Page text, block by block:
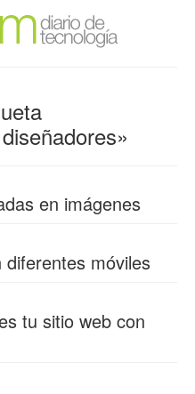
en imágenes
móviles
tu sitio web con